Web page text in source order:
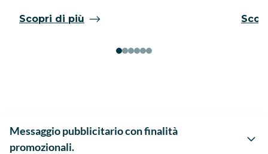
Scopri di più
Messaggio pubblicitario con finalità
promozionali.